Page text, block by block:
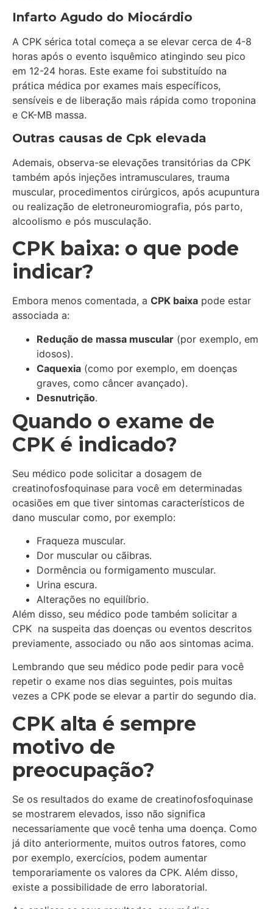
Infarto Agudo do Miocárdio
A CPK sérica total começa a se elevar cerca de 4-8
horas após o evento isquêmico atingindo seu pico
em 12-24 horas. Este exame foi substituído na
prática médica por exames mais específicos,
sensíveis e de liberação mais rápida como troponina
e CK-MB massa.
Outras causas de Cpk elevada
Ademais, observa-se elevações transitórias da CPK
também após injeções intramusculares, trauma
muscular, procedimentos cirúrgicos, após acupuntura
ou realização de eletroneuromiografia, pós parto,
alcoolismo e pós musculação.
CPK baixa: o que pode
indicar?
Embora menos comentada, a CPK baixa pode estar
associada a:
Redução de massa muscular (por exemplo, em
idosos).
Caquexia (como por exemplo, em doenças
graves, como câncer avançado).
Desnutrição.
Quando o exame de
CPK é indicado?
Seu médico pode solicitar a dosagem de
creatinofosfoquinase para você em determinadas
ocasiões em que tiver sintomas característicos de
dano muscular como, por exemplo:
Fraqueza muscular.
Dor muscular ou cãibras.
Dormência ou formigamento muscular.
Urina escura.
Alterações no equilíbrio.
Além disso, seu médico pode também solicitar a
CPK na suspeita das doenças ou eventos descritos
previamente, associado ou não aos sintomas acima.
Lembrando que seu médico pode pedir para você
repetir o exame nos dias seguintes, pois muitas
vezes a CPK pode se elevar a partir do segundo dia.
CPK alta é sempre
motivo de
preocupação?
Se os resultados do exame de creatinofosfoquinase
se mostrarem elevados, isso não significa
necessariamente que você tenha uma doença. Como
já dito anteriormente, muitos outros fatores, como
por exemplo, exercícios, podem aumentar
temporariamente os valores da CPK. Além disso,
existe a possibilidade de erro laboratorial.